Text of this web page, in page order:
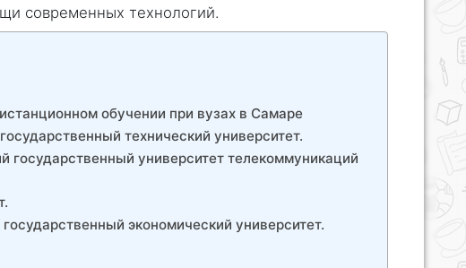
современных технологий.
обучении при вузах в Самаре
технический университет.
государственный университет телекоммуникаций
экономический университет.